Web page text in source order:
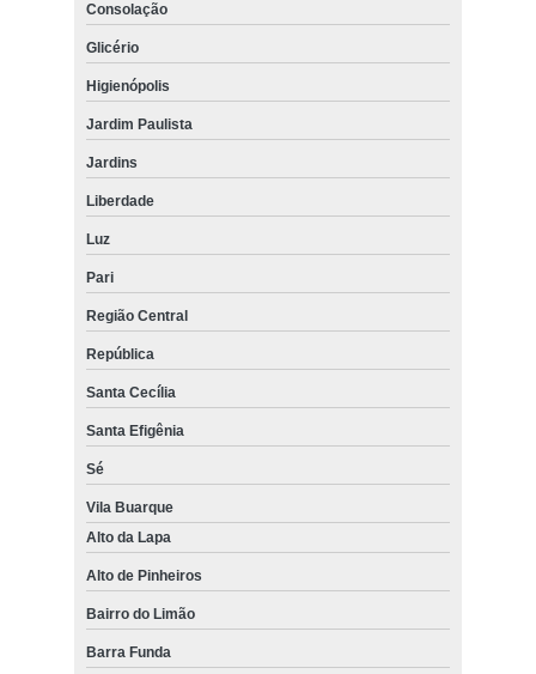
Consolação
Glicério
Higienópolis
Jardim Paulista
Jardins
Liberdade
Luz
Pari
Região Central
República
Santa Cecília
Santa Efigênia
Sé
Vila Buarque
Alto da Lapa
Alto de Pinheiros
Bairro do Limão
Barra Funda